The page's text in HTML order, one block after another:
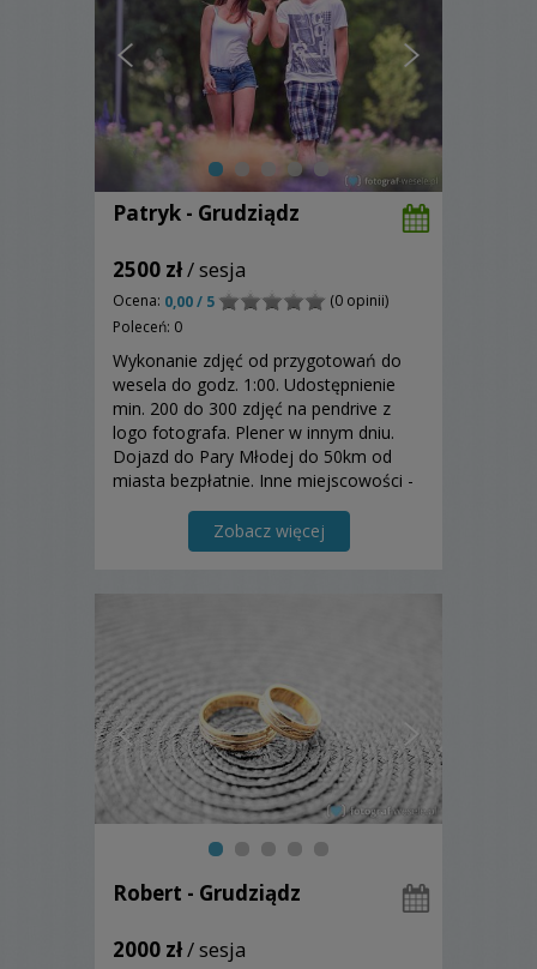
Patryk - Grudziądz
2500 zł/ sesja
Ocena: 0,00 / 5
(0 opinii)
Poleceń: 0
Wykonanie zdjęć od przygotowań do
wesela do godz. 1:00. Udostępnienie
min. 200 do 300 zdjęć na pendrive z
logo fotografa. Plener w innym dniu.
Dojazd do Pary Młodej do 50km od
miasta bezpłatnie. Inne miejscowości -
Zobacz więcej
Robert - Grudziądz
2000 zł/ sesja